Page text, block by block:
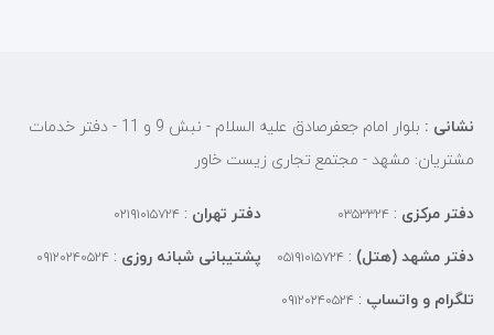
نشانی :
بلوار امام جعفرصادق علیه السلام - نبش 9 و 11 - دفتر خدمات
مشتریان: مشهد - مجتمع تجاری زیست خاور
دفتر مرکزی : ۰۳۵۳۳۲۴ دفتر تهران :۰۲۱۹۱۰۱۵۷۲۴
دفتر مشهد (هتل) : ۰۵۱۹۱۰۱۵۷۲۴ پشتیبانی شبانه روزی :۰۹۱۲۰۲۴۰۵۲۴
تلگرام و واتساپ : ۰۹۱۲۰۲۴۰۵۲۴